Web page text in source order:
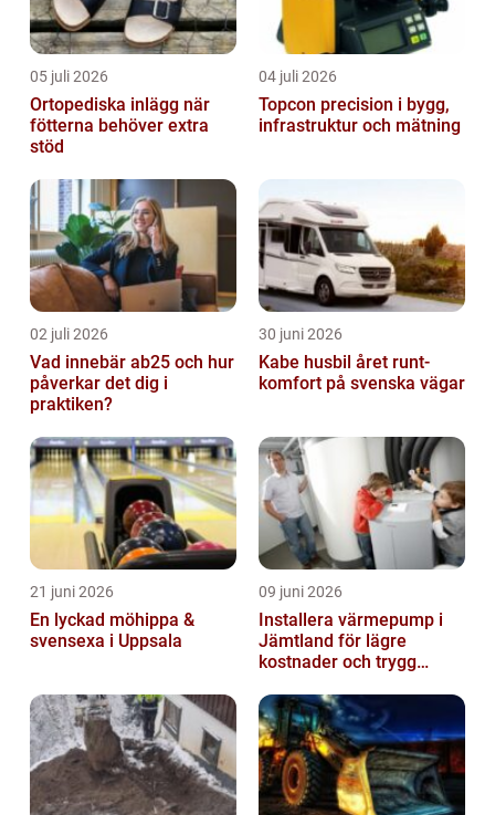
05 juli 2026
Ortopediska inlägg när
fötterna behöver extra
stöd
04 juli 2026
Topcon precision i bygg,
infrastruktur och mätning
02 juli 2026
Vad innebär ab25 och hur
påverkar det dig i
praktiken?
30 juni 2026
Kabe husbil året runt-
komfort på svenska vägar
21 juni 2026
En lyckad möhippa &
svensexa i Uppsala
09 juni 2026
Installera värmepump i
Jämtland för lägre
kostnader och trygg